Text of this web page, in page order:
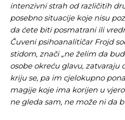
intenzivni strah od različitih
posebno situacije koje nisu
da ćete biti posmatrani ili
Čuveni psihoanalitičarFrojd
stidom, znači „ne želim da
osobe okreću glavu, zatvaraju
kriju se, pa im cjelokupno
magije koje ima korijen u
ne gleda sam, ne može ni da